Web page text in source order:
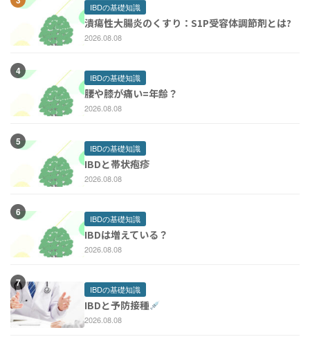
IBDの基礎知識
潰瘍性大腸炎のくすり：S1P受容体調節剤とは?
2026.08.08
IBDの基礎知識
腰や膝が痛い=年齢？
2026.08.08
IBDの基礎知識
IBDと帯状疱疹
2026.08.08
IBDの基礎知識
IBDは増えている？
2026.08.08
IBDの基礎知識
IBDと予防接種
2026.08.08